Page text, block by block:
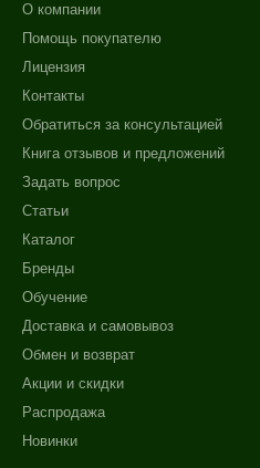
О компании
Помощь покупателю
Лицензия
Контакты
Обратиться за консультацией
Книга отзывов и предложений
Задать вопрос
Статьи
Каталог
Бренды
Обучение
Доставка и самовывоз
Обмен и возврат
Акции и скидки
Распродажа
Новинки